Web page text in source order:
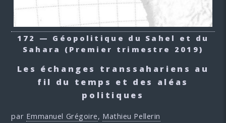
172 — Géopolitique du Sahel et du
Sahara (Premier trimestre 2019)
Les échanges transsahariens au
fil du temps et des aléas
politiques
par Emmanuel Grégoire, Mathieu Pellerin